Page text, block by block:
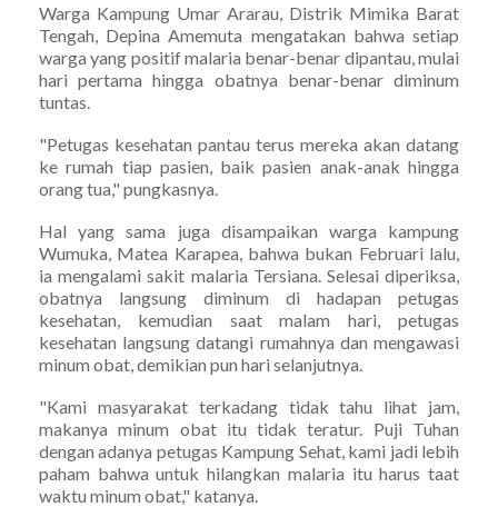
Warga Kampung Umar Ararau, Distrik Mimika Barat
Tengah, Depina Amemuta mengatakan bahwa setiap
warga yang positif malaria benar-benar dipantau, mulai
hari pertama hingga obatnya benar-benar diminum
tuntas.
"Petugas kesehatan pantau terus mereka akan datang
ke rumah tiap pasien, baik pasien anak-anak hingga
orang tua," pungkasnya.
Hal yang sama juga disampaikan warga kampung
Wumuka, Matea Karapea, bahwa bukan Februari lalu,
ia mengalami sakit malaria Tersiana. Selesai diperiksa,
obatnya langsung diminum di hadapan petugas
kesehatan, kemudian saat malam hari, petugas
kesehatan langsung datangi rumahnya dan mengawasi
minum obat, demikian pun hari selanjutnya.
"Kami masyarakat terkadang tidak tahu lihat jam,
makanya minum obat itu tidak teratur. Puji Tuhan
dengan adanya petugas Kampung Sehat, kami jadi lebih
paham bahwa untuk hilangkan malaria itu harus taat
waktu minum obat," katanya.